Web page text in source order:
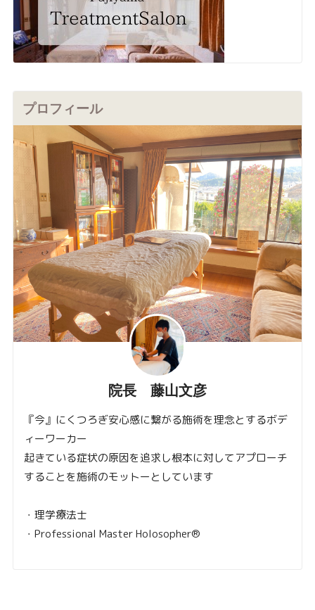
プロフィール
院長 藤山文彦
『今』にくつろぎ安心感に繋がる施術を理念とするボデ
ィーワーカー
起きている症状の原因を追求し根本に対してアプローチ
することを施術のモットーとしています
・理学療法士
・Professional Master Holosopher®︎